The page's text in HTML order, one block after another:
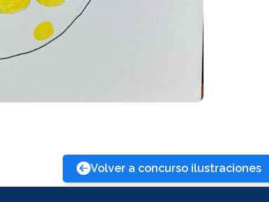
Volver a concurso ilustraciones